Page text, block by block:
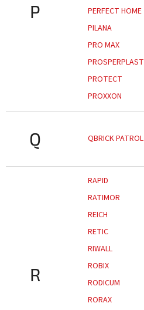
P
PERFECT HOME
PILANA
PRO MAX
PROSPERPLAST
PROTECT
PROXXON
Q QBRICK PATROL
R
RAPID
RATIMOR
REICH
RETIC
RIWALL
ROBIX
RODICUM
RORAX